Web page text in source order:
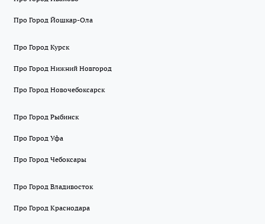
Про Город Йошкар-Ола
Про Город Курск
Про Город Нижний Новгород
Про Город Новочебоксарск
Про Город Рыбинск
Про Город Уфа
Про Город Чебоксары
Про Город Владивосток
Про Город Краснодара